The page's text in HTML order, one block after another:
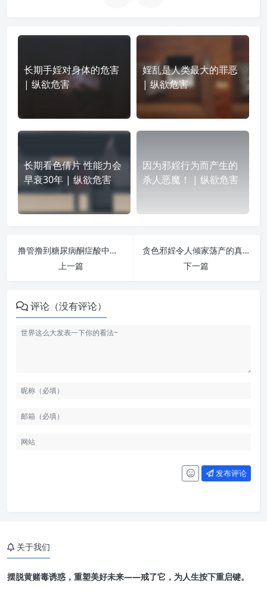
长期手婬对身体的危害
| 纵欲危害
婬乱是人类最大的罪恶
| 纵欲危害
长期看色倩片 性能力会
早衰30年 | 纵欲危害
因为邪婬行为而产生的
杀人恶魔！ | 纵欲危害
撸管撸到糖尿病酮症酸中毒，肾功能不全 | 纵欲危害
上一篇
贪色邪婬令人倾家荡产的真实故事！ | 纵欲危害
下一篇
评论（没有评论）
发布评论
关于我们
摆脱黄赌毒诱惑，重塑美好未来——戒了它，为人生按下重启键。